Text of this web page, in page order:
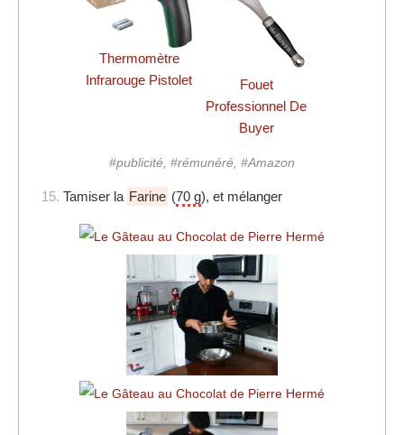
Thermomètre
Infrarouge Pistolet
Fouet
Professionnel De
Buyer
#publicité, #rémunéré, #Amazon
15. Tamiser la Farine (70 g), et mélanger